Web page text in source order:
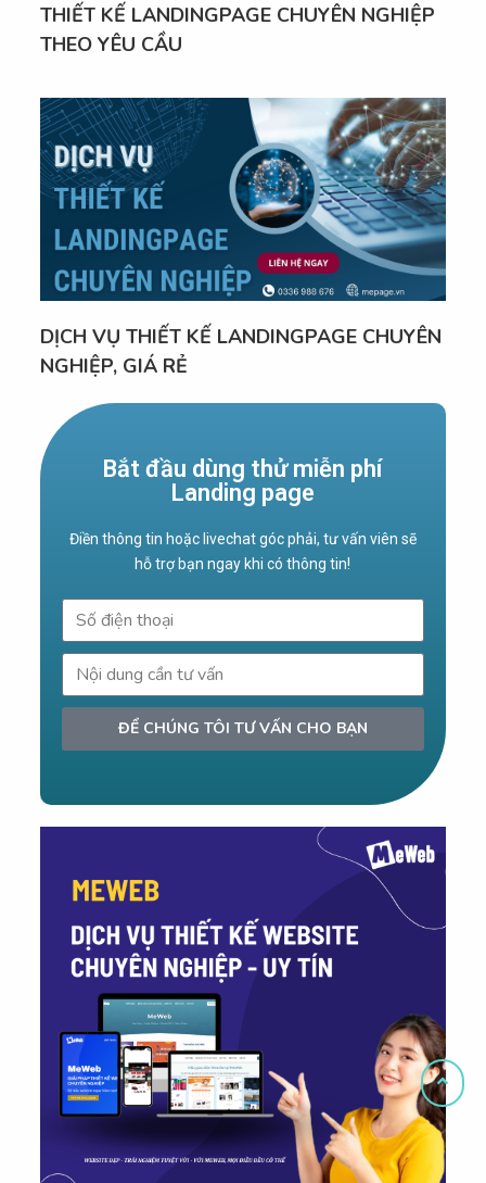
THIẾT KẾ LANDINGPAGE CHUYÊN NGHIỆP
THEO YÊU CẦU
DỊCH VỤ THIẾT KẾ LANDINGPAGE CHUYÊN
NGHIỆP, GIÁ RẺ
Bắt đầu dùng thử miễn phí
Landing page
Điền thông tin hoặc livechat góc phải, tư vấn viên sẽ
hỗ trợ bạn ngay khi có thông tin!
ĐỂ CHÚNG TÔI TƯ VẤN CHO BẠN